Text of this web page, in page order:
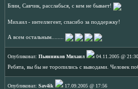
Блин, Савчик, расслабься, с кем не бывает!
Михаил - интеллегент, спасибо за поддержку!
А всем остальным........
Опубликовал: Пьянников Михаил
04.11.2005 @ 21:30
Ребята, вы бы не торопились с выводами. Человек
Опубликовал: Sav4ik
17.09.2005 @ 17:56